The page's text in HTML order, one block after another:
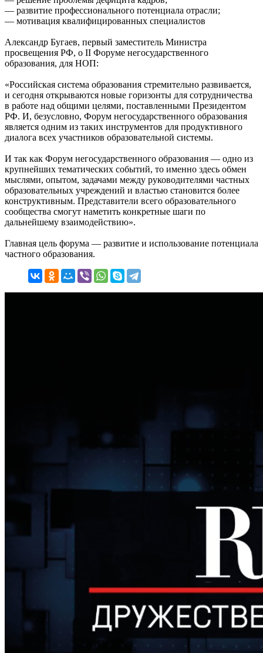
— развитие профессионального потенциала отрасли;
— мотивация квалифицированных специалистов
Александр Бугаев, первый заместитель Министра
просвещения РФ, о II Форуме негосударственного
образования, для НОП:
«Российская система образования стремительно развивается,
и сегодня открываются новые горизонты для сотрудничества
в работе над общими целями, поставленными Президентом
РФ. И, безусловно, Форум негосударственного образования
является одним из таких инструментов для продуктивного
диалога всех участников образовательной системы.
И так как Форум негосударственного образования — одно из
крупнейших тематических событий, то именно здесь обмен
мыслями, опытом, задачами между руководителями частных
образовательных учреждений и властью становится более
конструктивным. Представители всего образовательного
сообщества смогут наметить конкретные шаги по
дальнейшему взаимодействию».
Главная цель форума — развитие и использование потенциала
частного образования.